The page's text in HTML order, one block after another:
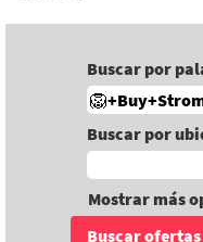
Buscar por
Buscar por
Mostrar más